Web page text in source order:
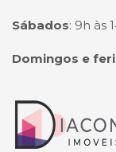
Sábados: 9h às
Domingos e
Página inicial